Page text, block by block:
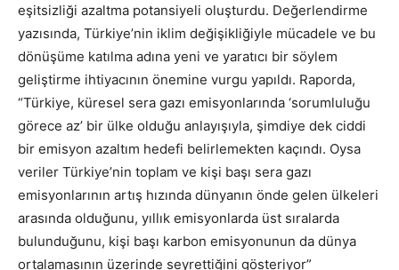
eşitsizliği azaltma potansiyeli oluşturdu. Değerlendirme
yazısında, Türkiye’nin iklim değişikliğiyle mücadele ve bu
dönüşüme katılma adına yeni ve yaratıcı bir söylem
geliştirme ihtiyacının önemine vurgu yapıldı. Raporda,
“Türkiye, küresel sera gazı emisyonlarında ‘sorumluluğu
görece az’ bir ülke olduğu anlayışıyla, şimdiye dek ciddi
bir emisyon azaltım hedefi belirlemekten kaçındı. Oysa
veriler Türkiye’nin toplam ve kişi başı sera gazı
emisyonlarının artış hızında dünyanın önde gelen ülkeleri
arasında olduğunu, yıllık emisyonlarda üst sıralarda
bulunduğunu, kişi başı karbon emisyonunun da dünya
ortalamasının üzerinde seyrettiğini gösteriyor”